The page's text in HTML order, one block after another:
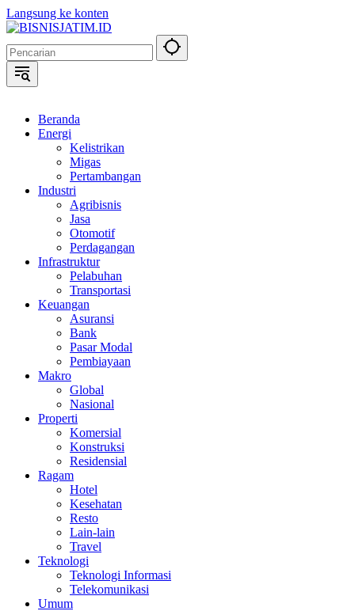
Langsung ke konten
Beranda
Energi
Kelistrikan
Migas
Pertambangan
Industri
Agribisnis
Jasa
Otomotif
Perdagangan
Infrastruktur
Pelabuhan
Transportasi
Keuangan
Asuransi
Bank
Pasar Modal
Pembiayaan
Makro
Global
Nasional
Properti
Komersial
Konstruksi
Residensial
Ragam
Hotel
Kesehatan
Resto
Lain-lain
Travel
Teknologi
Teknologi Informasi
Telekomunikasi
Umum